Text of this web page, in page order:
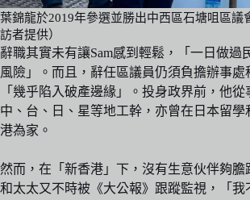
葉錦龍於2019年參選並勝出中西區石塘咀區議
訪者提供）
辭職其實未有讓Sam感到輕鬆，「一日做過
風險」。而且，辭任區議員仍須負擔辦事
「幾乎陷入破產邊緣」。投身政界前，他從
中、台、日、星等地工幹，亦曾在日本留學
港為家。
然而，在「新香港」下，沒有生意伙伴夠膽
和太太又不時被《大公報》跟蹤監視，「我